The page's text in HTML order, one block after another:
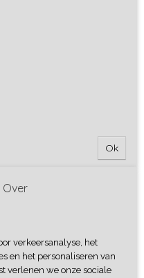
van 13 cm.…
Ok
Over
verkeersanalyse, het
en het personaliseren van
verlenen we onze sociale